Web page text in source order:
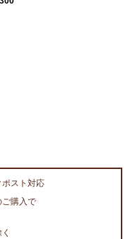
ポスト対応
ご購入で